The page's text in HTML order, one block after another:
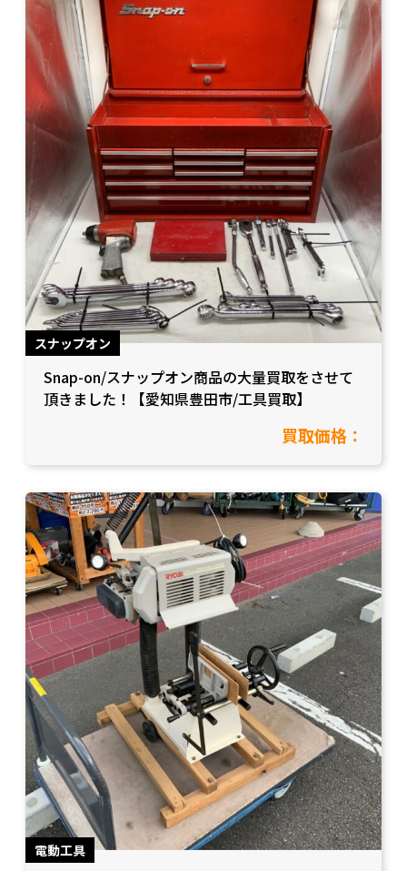
スナップオン
Snap-on/スナップオン商品の大量買取をさせて
頂きました！【愛知県豊田市/工具買取】
買取価格：
電動工具